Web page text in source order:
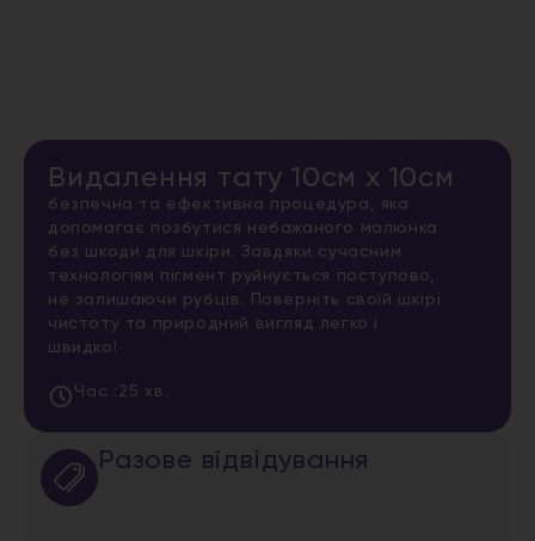
Видалення тату 10см х 10см
безпечна та ефективна процедура, яка
допомагає позбутися небажаного малюнка
без шкоди для шкіри. Завдяки сучасним
технологіям пігмент руйнується поступово,
не залишаючи рубців. Поверніть своїй шкірі
чистоту та природний вигляд легко і
швидко!
Час : 25 хв.
Разове відвідування